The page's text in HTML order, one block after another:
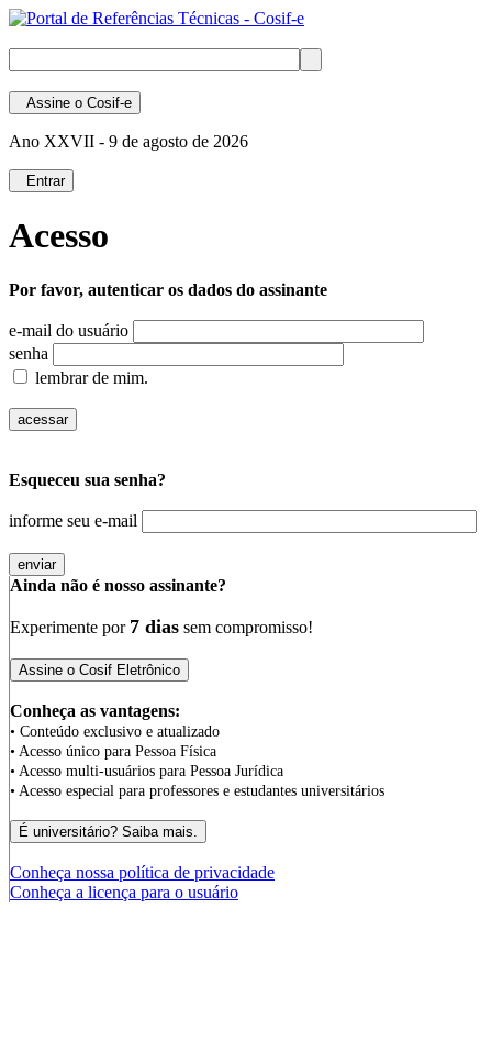
Assine o Cosif-e
Ano XXVII - 9 de agosto de 2026
Entrar
Acesso
Por favor, autenticar os dados do assinante
e-mail do usuário
senha
lembrar de mim.
Esqueceu sua senha?
informe seu e-mail
Ainda não é nosso assinante?
Experimente por 7 dias sem compromisso!
Conheça as vantagens:
• Conteúdo exclusivo e atualizado
• Acesso único para Pessoa Física
• Acesso multi-usuários para Pessoa Jurídica
• Acesso especial para professores e estudantes universitários
Conheça nossa política de privacidade
Conheça a licença para o usuário